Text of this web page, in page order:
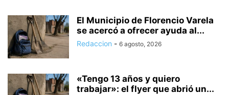
El Municipio de Florencio Varela
se acercó a ofrecer ayuda al...
Redaccion - 6 agosto, 2026
«Tengo 13 años y quiero
trabajar»: el flyer que abrió un...